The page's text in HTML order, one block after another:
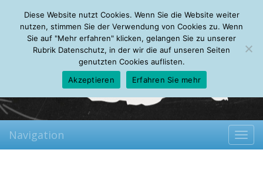
Thursday, 06.08.2026
Mein Account
About Autoren Leseempfehlungen FAQ
Navigation
Diese Website nutzt Cookies. Wenn Sie die Website weiter
nutzen, stimmen Sie der Verwendung von Cookies zu. Wenn
Sie auf "Mehr erfahren" klicken, gelangen Sie zu unserer
Rubrik Datenschutz, in der wir die auf unseren Seiten
genutzten Cookies auflisten.
Akzeptieren
Erfahren Sie mehr